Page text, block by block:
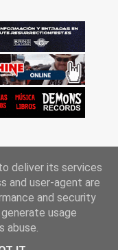
Blogger
deliver its services
and user-agent are
and security
usage
abuse.